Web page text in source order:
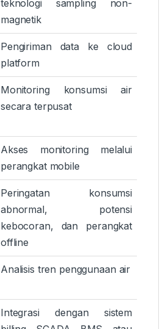
teknologi sampling non-
magnetik
Pengiriman data ke cloud
platform
Monitoring konsumsi air
secara terpusat
Akses monitoring melalui
perangkat mobile
Peringatan konsumsi
abnormal, potensi
kebocoran, dan perangkat
offline
Analisis tren penggunaan air
Integrasi dengan sistem